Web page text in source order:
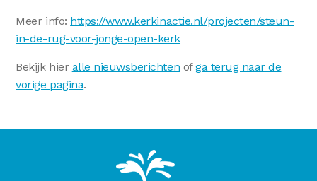
Meer info: https://www.kerkinactie.nl/projecten/steun-
in-de-rug-voor-jonge-open-kerk
Bekijk hier alle nieuwsberichten ofga terug naar de
vorige pagina.